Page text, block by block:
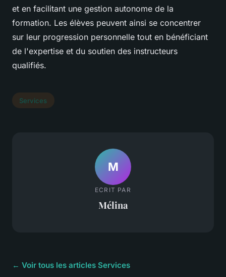
et en facilitant une gestion autonome de la
formation. Les élèves peuvent ainsi se concentrer
sur leur progression personnelle tout en bénéficiant
de l'expertise et du soutien des instructeurs
qualifiés.
Services
M
ECRIT PAR
Mélina
← Voir tous les articles Services